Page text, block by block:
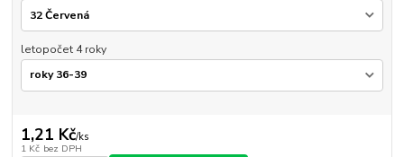
letopočet 4 roky
1,21 Kč/ks
1 Kč bez DPH